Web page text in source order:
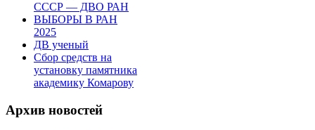
СССР — ДВО РАН
ВЫБОРЫ В РАН
2025
ДВ ученый
Сбор средств на
установку памятника
академику Комарову
Архив новостей